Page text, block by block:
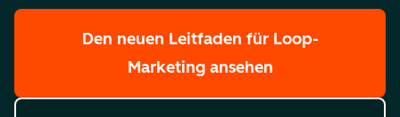
Den neuen Leitfaden für Loop-
Marketing ansehen